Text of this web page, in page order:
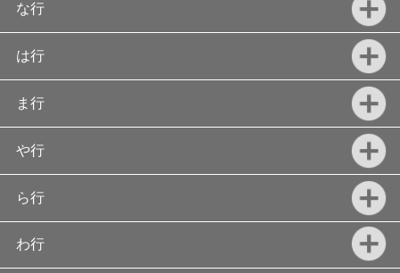
な行
は行
ま行
や行
ら行
わ行